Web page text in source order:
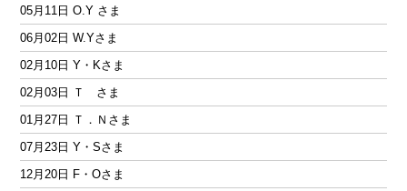
05月11日 O.Y さま
06月02日 W.Yさま
02月10日 Y・Kさま
02月03日 Ｔ さま
01月27日 Ｔ．Ｎさま
07月23日 Y・Sさま
12月20日 F・Oさま